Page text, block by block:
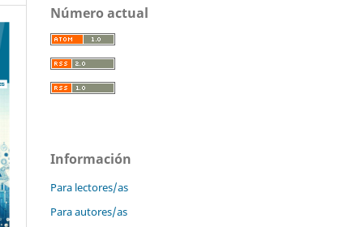
Número actual
Información
Para lectores/as
Para autores/as